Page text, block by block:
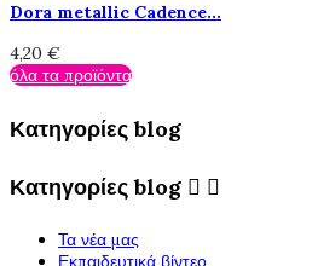
Dora metallic Cadence...
4,20 €
όλα τα προϊόντα
Κατηγορίες blog
Κατηγορίες blog  
Τα νέα μας